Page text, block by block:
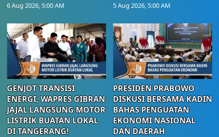
6 Aug 2026, 5:00 AM 5 Aug 2026, 5:00 AM
GENJOT TRANSISI
ENERGI, WAPRES GIBRAN
JAJAL LANGSUNG MOTOR
LISTRIK BUATAN LOKAL
DI TANGERANG!
PRESIDEN PRABOWO
DISKUSI BERSAMA KADIN
BAHAS PENGUATAN
EKONOMI NASIONAL
DAN DAERAH